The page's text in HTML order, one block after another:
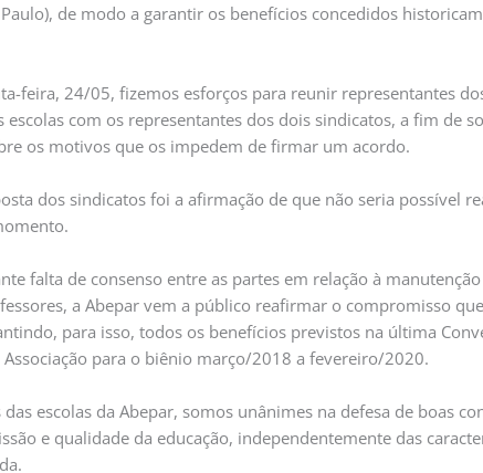
de modo a garantir os benefícios concedidos
feira, 24/05, fizemos esforços para reunir representantes
escolas com os representantes dos dois sindicatos, a fim de
os motivos que os impedem de firmar um acordo.
dos sindicatos foi a afirmação de que não seria possível
falta de consenso entre as partes em relação à
a Abepar vem a público reafirmar o compromisso
para isso, todos os benefícios previstos na última
Associação para o biênio março/2018 a fevereiro/2020.
escolas da Abepar, somos unânimes na defesa de boas
e qualidade da educação, independentemente das